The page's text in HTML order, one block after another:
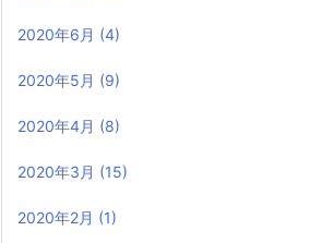
2020年6月 (4)
2020年5月 (9)
2020年4月 (8)
2020年3月 (15)
2020年2月 (1)